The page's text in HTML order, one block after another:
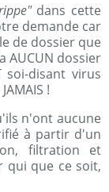
dans cette
demande car
de dossier que
AUCUN dossier
disant virus
!
n'ont aucune
à partir d'un
filtration et
qui que ce soit,